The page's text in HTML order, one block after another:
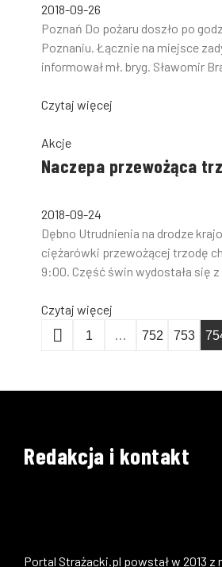
2018-09-26
Poznań Do pożaru doszło po
Poznaniu. Łącznie na miejsce
informował mł. bryg. Sławomir
Czytaj więcej
Akcje
Naczepa przewożąca
2018-09-24
Dębno Utrudnienia na drodze
ciężarówki przewożącej trzodę
9:00. Część świn wydostała się
Czytaj więcej
1 … 752 753
Redakcja i kontakt
Portal Strażacki.pl powstał w 2013 z